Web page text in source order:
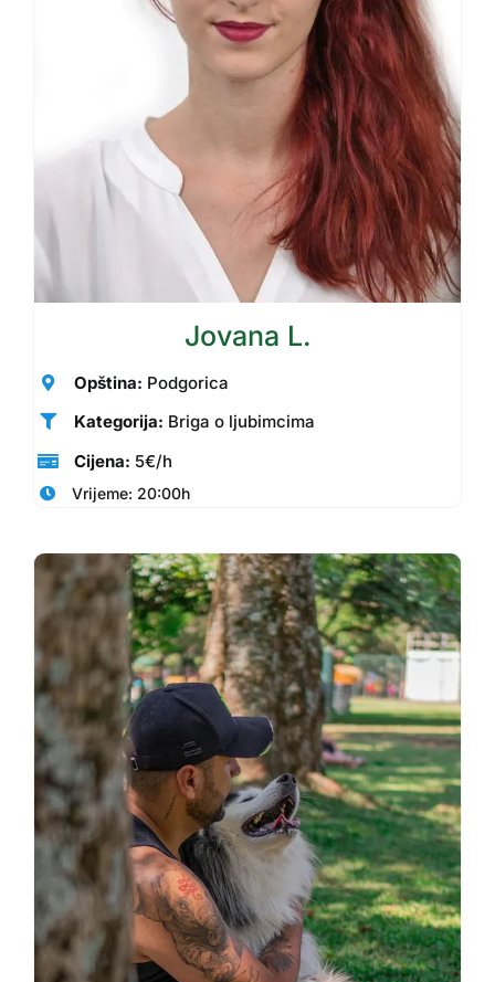
Jovana L.
Opština: Podgorica
Kategorija: Briga o ljubimcima
Cijena: 5€/h
Vrijeme: 20:00h